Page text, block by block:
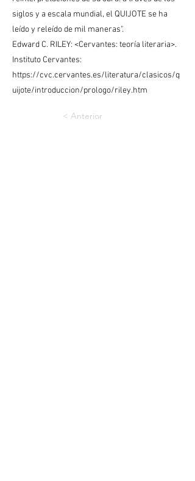
siglos y a escala mundial, el QUIJOTE se ha
leído y releído de mil maneras".
Edward C. RILEY: <Cervantes: teoría literaria>.
Instituto Cervantes:
https://cvc.cervantes.es/literatura/clasicos/q
uijote/introduccion/prologo/riley.htm
< Anterior